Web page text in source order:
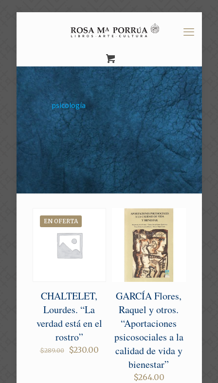
psicología
EN OFERTA
CHALTELET,
Lourdes. “La
verdad está en el
rostro”
$289.00
Original
$230.00Current
GARCÍA Flores,
Raquel y otros.
“Aportaciones
psicosociales a la
calidad de vida y
bienestar”
$264.00